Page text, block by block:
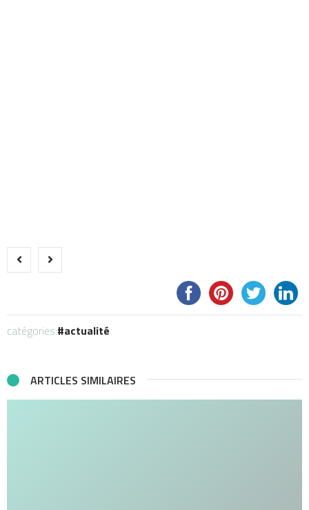
catégories: actualité
ARTICLES SIMILAIRES